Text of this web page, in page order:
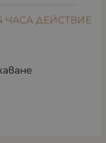
ЧАСА ДЕЙСТВИЕ